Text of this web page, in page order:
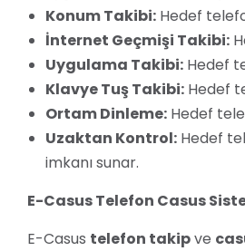
Konum Takibi: Hedef
İnternet Geçmişi Takibi:
Uygulama Takibi: Hedef
Klavye Tuş Takibi: Hedef
Ortam Dinleme: Hedef
Uzaktan Kontrol: Hedef
imkanı sunar.
E-Casus Telefon Casus
E-Casus telefon takipve